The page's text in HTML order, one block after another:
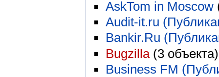
AskTom in Moscow
Audit-it.ru
Bankir.Ru
Bugzilla‏‎ (3 объекта)
Business FM